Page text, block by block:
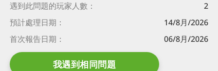
遇到此問題的玩家人數：
2
預計處理日期：
14/8月/2026
首次報告日期：
06/8月/2026
我遇到相同問題